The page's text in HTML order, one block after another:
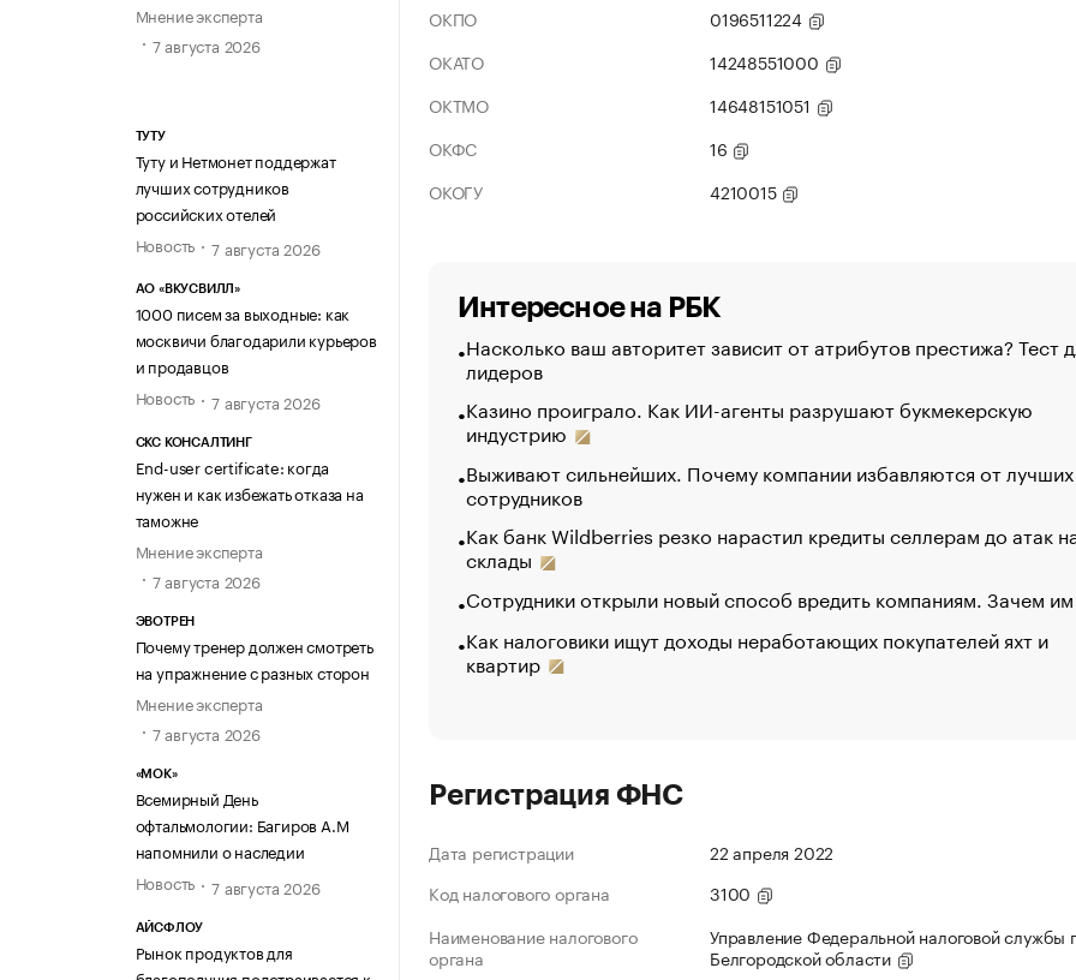
Мнение эксперта
7 августа 2026
ТУТУ
Туту и Нетмонет поддержат
лучших сотрудников
российских отелей
Новость
7 августа 2026
АО «ВКУСВИЛЛ»
1000 писем за выходные: как
москвичи благодарили курьеров
и продавцов
Новость
7 августа 2026
СКС КОНСАЛТИНГ
End-user certificate: когда
нужен и как избежать отказа на
таможне
Мнение эксперта
7 августа 2026
ЭВОТРЕН
Почему тренер должен смотреть
на упражнение с разных сторон
Мнение эксперта
7 августа 2026
«МОК»
Всемирный День
офтальмологии: Багиров А.М
напомнили о наследии
Новость
7 августа 2026
АЙСФЛОУ
Рынок продуктов для
ОКПО
0196511224
ОКАТО
14248551000
ОКТМО
14648151051
ОКФС
16
ОКОГУ
4210015
Интересное на РБК
Насколько ваш авторитет зависит от атрибутов престижа? Тест
лидеров
Казино проиграло. Как ИИ-агенты разрушают букмекерскую
индустрию
Выживают сильнейших. Почему компании избавляются от лучших
сотрудников
Как банк Wildberries резко нарастил кредиты селлерам до атак
склады
Сотрудники открыли новый способ вредить компаниям. Зачем
Как налоговики ищут доходы неработающих покупателей яхт и
квартир
Регистрация ФНС
Дата регистрации
22 апреля 2022
Код налогового органа
3100
Наименование налогового
органа
Управление Федеральной налоговой службы
Белгородской области